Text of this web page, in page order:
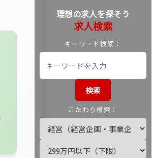
理想の求人を探そう
求人検索
キーワード検索：
検索
こだわり検索：